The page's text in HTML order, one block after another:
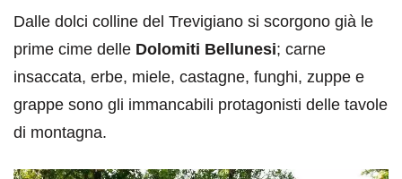
Dalle dolci colline del Trevigiano si scorgono già le
prime cime delle Dolomiti Bellunesi; carne
insaccata, erbe, miele, castagne, funghi, zuppe e
grappe sono gli immancabili protagonisti delle tavole
di montagna.